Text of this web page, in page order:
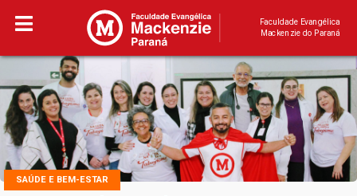
Faculdade Evangélica
Mackenzie do Paraná
SAÚDE E BEM-ESTAR